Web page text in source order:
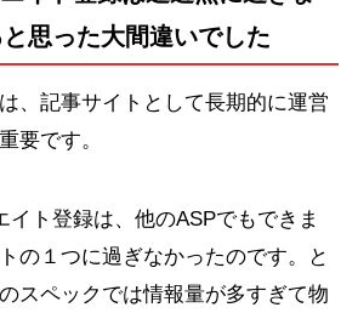
思った大間違いでした
、記事サイトとして長期的に運営
要です。
イト登録は、他のASPでもできま
の１つに過ぎなかったのです。と
スペックでは情報量が多すぎて物